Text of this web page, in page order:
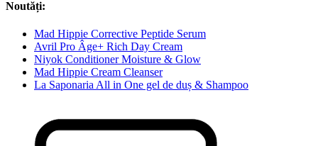
Noutăți:
Mad Hippie Corrective Peptide Serum
Avril Pro Âge+ Rich Day Cream
Niyok Conditioner Moisture & Glow
Mad Hippie Cream Cleanser
La Saponaria All in One gel de duș & Shampoo